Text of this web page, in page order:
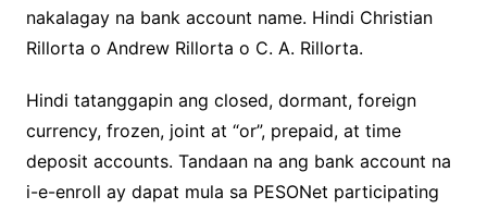
nakalagay na bank account name. Hindi Christian
Rillorta o Andrew Rillorta o C. A. Rillorta.
Hindi tatanggapin ang closed, dormant, foreign
currency, frozen, joint at “or”, prepaid, at time
deposit accounts. Tandaan na ang bank account na
i-e-enroll ay dapat mula sa PESONet participating